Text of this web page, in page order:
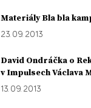
Materiály Bla bla
23. 09. 2013
David Ondráčka o
v Impulsech Václava
13. 09. 2013